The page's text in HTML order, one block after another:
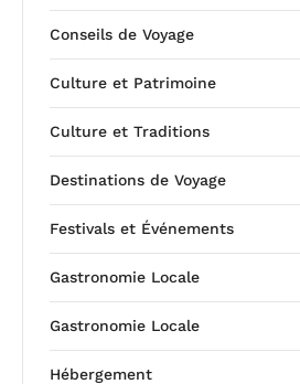
Conseils de Voyage
Culture et Patrimoine
Culture et Traditions
Destinations de Voyage
Festivals et Événements
Gastronomie Locale
Gastronomie Locale
Hébergement